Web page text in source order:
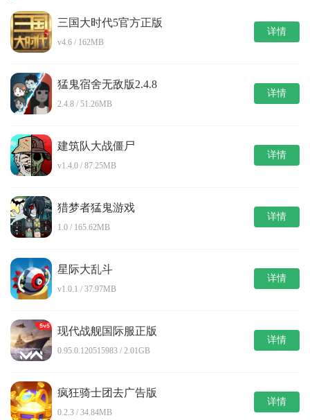
三国大时代5官方正版
v4.6 / 162MB
详情
猛鬼宿舍无敌版2.4.8
2.4.8 / 51.26MB
详情
建筑队大战僵尸
v1.4.0 / 87.25MB
详情
猎梦者猛鬼游戏
1.0 / 165.62MB
详情
星际大乱斗
v1.0.1 / 37.97MB
详情
现代战舰国际服正版
0.95.0.120515983 / 2.01GB
详情
疯狂骑士团去广告版
0.2.3 / 34.84MB
详情